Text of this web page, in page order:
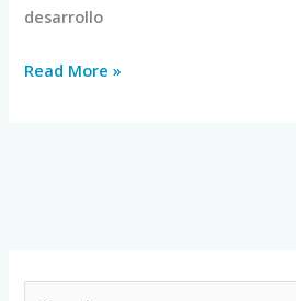
desarrollo
Read More »